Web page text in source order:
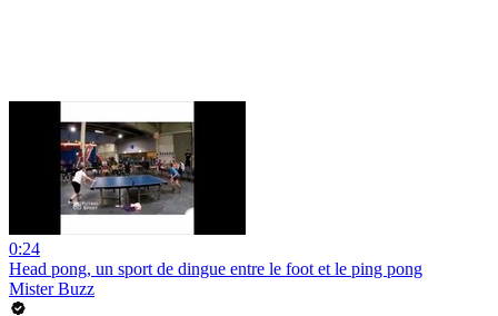
0:24
Head pong, un sport de dingue entre le foot et le ping pong
Mister Buzz